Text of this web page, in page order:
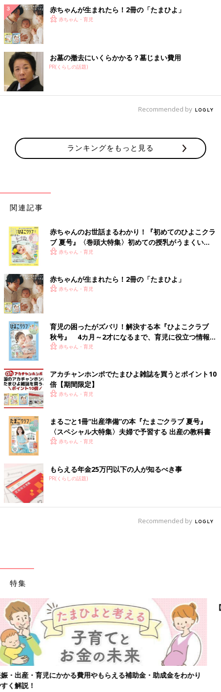
赤ちゃんが生まれたら！2冊の「たまひよ」
赤ちゃん・育児
お墓の撤去にいくらかかる？墓じまい費用
PR(くらしの話題)
Recommended by
ランキングをもっと見る
関連記事
赤ちゃんのお世話まるわかり！『初めてのひよこクラ
ブ 夏号』〈巻頭大特集〉初めての授乳がうまくい
く！ おっぱい・ミルクの基本と夏のトラブル 解決テ
赤ちゃん・育児
赤ちゃんが生まれたら！2冊の「たまひよ」
赤ちゃん・育児
育児の困ったがズバリ！解決する本『ひよこクラブ
秋号』 4カ月～2才になるまで、育児に役立つ情報が
いっぱい！
赤ちゃん・育児
アカチャンホンポでたまひよ雑誌を買うとポイント10
倍【期間限定】
赤ちゃん・育児
まるごと1冊“出産準備”の本『たまごクラブ 夏号』
〈スペシャル大特集〉夫婦で予習する 出産の教科書
赤ちゃん・育児
もらえる年金25万円以下の人が知るべき事
PR(くらしの話題)
Recommended by
特集
【ワクチン接種できるものも】妊婦の感染症対策、知っておいて！